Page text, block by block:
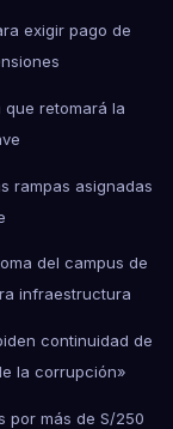
exigir pago de
que retomará la
rampas asignadas
del campus de
infraestructura
continuidad de
la corrupción»
por más de S/250